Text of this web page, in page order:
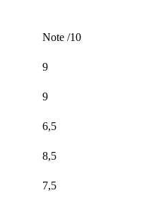
Note /10
9
9
6,5
8,5
7,5